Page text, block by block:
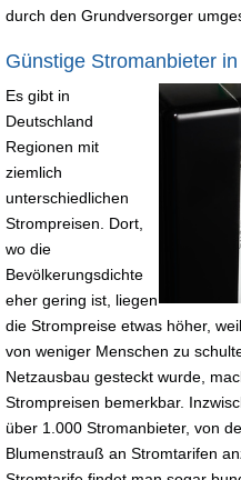
durch den Grundversorger
Günstige Stromanbieter
Es gibt in
Deutschland
Regionen mit
ziemlich
unterschiedlichen
Strompreisen. Dort,
wo die
Bevölkerungsdichte
eher gering ist, liegen
die Strompreise etwas höher,
von weniger Menschen zu
Netzausbau gesteckt wurde,
Strompreisen bemerkbar.
über 1.000 Stromanbieter, von
Blumenstrauß an Stromtarifen